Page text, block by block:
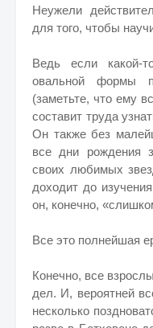
Неужели
для того, чтобы
Ведь если какой-
овальной формы
(заметьте, что ему
составит труда
Он также без
все дни рождения
своих любимых
доходит до
он, конечно,
Все это полнейшая
Конечно, все
дел. И, вероятней
несколько